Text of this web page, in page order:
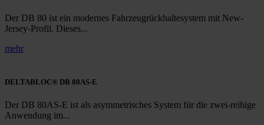
Der DB 80 ist ein modernes Fahrzeugrückhaltesystem mit New-
Jersey-Profil. Dieses...
mehr
DELTABLOC® DB 80AS-E
Der DB 80AS-E ist als asymmetrisches System für die zwei-reihige
Anwendung im...